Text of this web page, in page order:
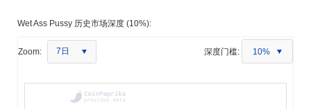
Wet Ass Pussy 历史市场深度 (10%):
Zoom: 7日 深度门槛: 10%